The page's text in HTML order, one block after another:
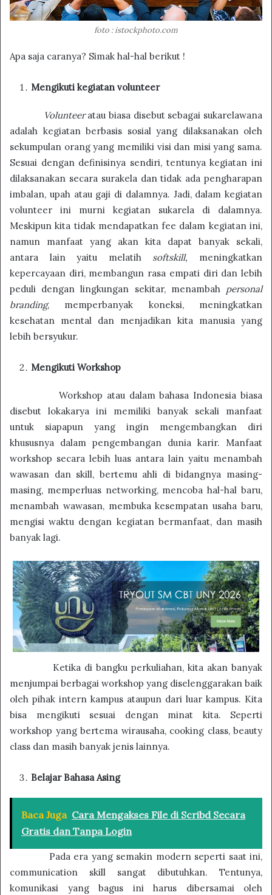
foto : istockphoto.com
Apa saja caranya? Simak hal-hal berikut !
Mengikuti kegiatan volunteer
Volunteeratau biasa disebut sebagai sukarelawana
adalah kegiatan berbasis sosial yang dilaksanakan oleh
sekumpulan orang yang memiliki visi dan misi yang sama.
Sesuai dengan definisinya sendiri, tentunya kegiatan ini
dilaksanakan secara surakela dan tidak ada pengharapan
imbalan, upah atau gaji di dalamnya. Jadi, dalam kegiatan
volunteer ini murni kegiatan sukarela di dalamnya.
Meskipun kita tidak mendapatkan fee dalam kegiatan ini,
namun manfaat yang akan kita dapat banyak sekali,
antara lain yaitu melatih softskill, meningkatkan
kepercayaan diri, membangun rasa empati diri dan lebih
peduli dengan lingkungan sekitar, menambah personal
branding, memperbanyak koneksi, meningkatkan
kesehatan mental dan menjadikan kita manusia yang
lebih bersyukur.
Mengikuti Workshop
Workshop atau dalam bahasa Indonesia biasa
disebut lokakarya ini memiliki banyak sekali manfaat
untuk siapapun yang ingin mengembangkan diri
khususnya dalam pengembangan dunia karir. Manfaat
workshop secara lebih luas antara lain yaitu menambah
wawasan dan skill, bertemu ahli di bidangnya masing-
masing, memperluas networking, mencoba hal-hal baru,
menambah wawasan, membuka kesempatan usaha baru,
mengisi waktu dengan kegiatan bermanfaat, dan masih
banyak lagi.
Ketika di bangku perkuliahan, kita akan banyak
menjumpai berbagai workshop yang diselenggarakan baik
oleh pihak intern kampus ataupun dari luar kampus. Kita
bisa mengikuti sesuai dengan minat kita. Seperti
workshop yang bertema wirausaha, cooking class, beauty
class dan masih banyak jenis lainnya.
Belajar Bahasa Asing
Baca Juga Cara Mengakses File di Scribd Secara
Gratis dan Tanpa Login
Pada era yang semakin modern seperti saat ini,
communication skill sangat dibutuhkan. Tentunya,
komunikasi yang bagus ini harus dibersamai oleh